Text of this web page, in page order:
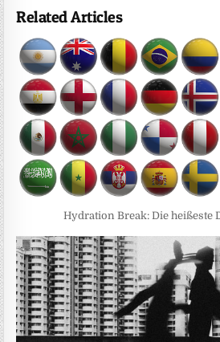
Related Articles
Hydration Break: Die heißeste